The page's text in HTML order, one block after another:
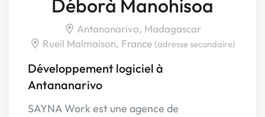
Déborà Manohisoa
Antananarivo, Madagascar
Rueil Malmaison, France (adresse secondaire)
Développement logiciel à
Antananarivo
SAYNA Work est une agence de